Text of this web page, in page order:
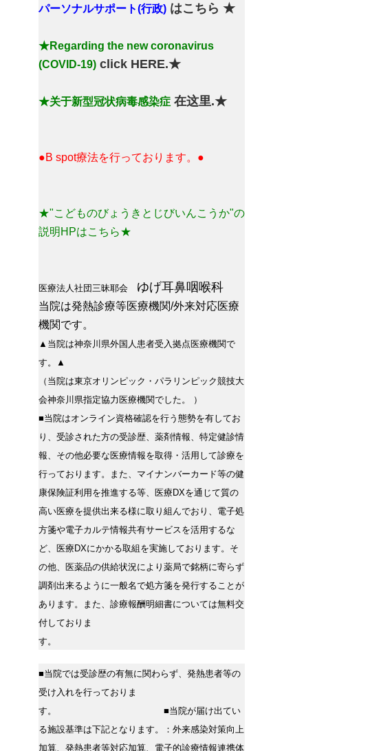
パーソナルサポート(行政) はこちら ★
★Regarding the new coronavirus
(COVID-19) click HERE.★
★关于新型冠状病毒感染症 在这里.★
●B spot療法を行っております。●
★"こどものびょうきとじびいんこうか"の
説明HPはこちら★
医療法人社団三昧耶会 ゆげ耳鼻咽喉科
当院は発熱診療等医療機関/外来対応医療
機関です。
▲当院は神奈川県外国人患者受入拠点医療機関で
す。▲
（当院は東京オリンピック・パラリンピック競技大
会神奈川県指定協力医療機関でした。 ）
■当院はオンライン資格確認を行う態勢を有してお
り、受診された方の受診歴、薬剤情報、特定健診情
報、その他必要な医療情報を取得・活用して診療を
行っております。また、マイナンバーカード等の健
康保険証利用を推進する等、医療DXを通じて質の
高い医療を提供出来る様に取り組んでおり、電子処
方箋や電子カルテ情報共有サービスを活用するな
ど、医療DXにかかる取組を実施しております。そ
の他、医薬品の供給状況により薬局で銘柄に寄らず
調剤出来るように一般名で処方箋を発行することが
あります。また、診療報酬明細書については無料交
付しておりま
す。
■当院では受診歴の有無に関わらず、発熱患者等の
受け入れを行っておりま
す。
■当院が届け出てい
る施設基準は下記となります。：外来感染対策向上
加算、発熱患者等対応加算、電子的診療情報連携体